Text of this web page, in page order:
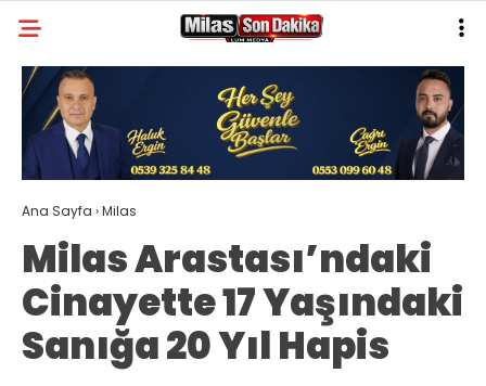
22.3
GALERİ YAZARLAR
MILAS
MUĞLA’DAN
ASAYIŞ
GÜNDEM
EKONOMI
Ana Sayfa ›Milas
Milas Arastası’ndaki
Cinayette 17 Yaşındaki
Sanığa 20 Yıl Hapis